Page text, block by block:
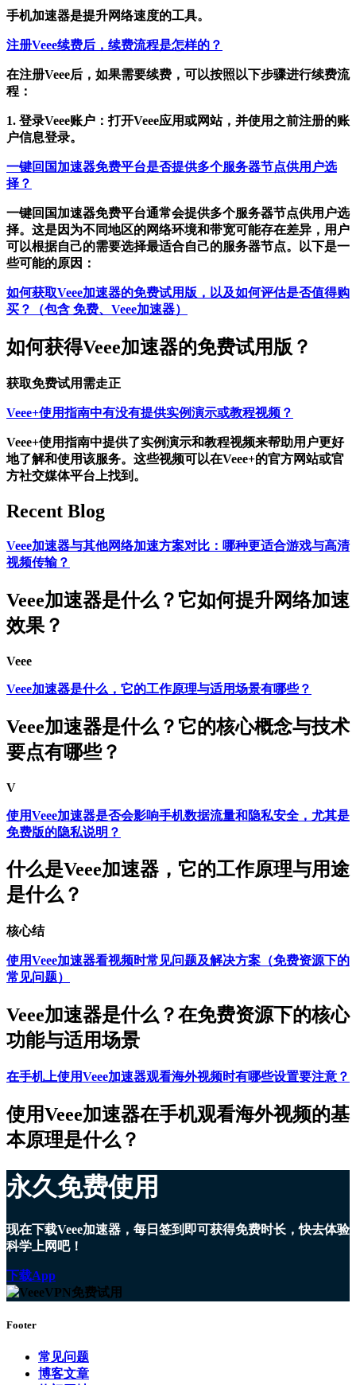
手机加速器是提升网络速度的工具。
注册Veee续费后，续费流程是怎样的？
在注册Veee后，如果需要续费，可以按照以下步骤进行续费流
程：
1. 登录Veee账户：打开Veee应用或网站，并使用之前注册的账
户信息登录。
一键回国加速器免费平台是否提供多个服务器节点供用户选
择？
一键回国加速器免费平台通常会提供多个服务器节点供用户选
择。这是因为不同地区的网络环境和带宽可能存在差异，用户
可以根据自己的需要选择最适合自己的服务器节点。以下是一
些可能的原因：
如何获取Veee加速器的免费试用版，以及如何评估是否值得购
买？（包含 免费、Veee加速器）
如何获得Veee加速器的免费试用版？
获取免费试用需走正
Veee+使用指南中有没有提供实例演示或教程视频？
Veee+使用指南中提供了实例演示和教程视频来帮助用户更好
地了解和使用该服务。这些视频可以在Veee+的官方网站或官
方社交媒体平台上找到。
Recent Blog
Veee加速器与其他网络加速方案对比：哪种更适合游戏与高清
视频传输？
Veee加速器是什么？它如何提升网络加速
效果？
Veee
Veee加速器是什么，它的工作原理与适用场景有哪些？
Veee加速器是什么？它的核心概念与技术
要点有哪些？
V
使用Veee加速器是否会影响手机数据流量和隐私安全，尤其是
免费版的隐私说明？
什么是Veee加速器，它的工作原理与用途
是什么？
核心结
使用Veee加速器看视频时常见问题及解决方案（免费资源下的
常见问题）
Veee加速器是什么？在免费资源下的核心
功能与适用场景
在手机上使用Veee加速器观看海外视频时有哪些设置要注意？
使用Veee加速器在手机观看海外视频的基
本原理是什么？
永久免费使用
现在下载Veee加速器，每日签到即可获得免费时长，快去体验
科学上网吧！
下载App
Footer
常见问题
博客文章